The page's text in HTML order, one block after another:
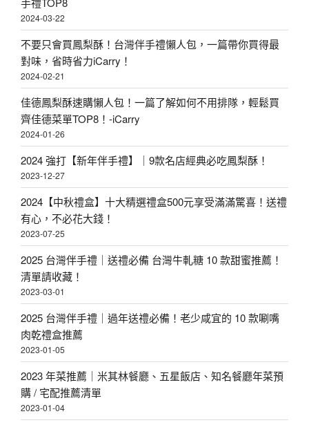
2024-03-22
不要只會買鳳梨酥！台灣伴手禮懶人包，一篇帶你買得最
對味，省時省力iCarry！
2024-02-21
佳德鳳梨酥速購懶人包！一篇了解如何不用排隊，輕鬆買
齊佳德菜單TOP8！-iCarry
2024-01-26
2024 強打【新年伴手禮】｜9款名店經典必吃鳳梨酥！
2023-12-27
2024【中秋禮盒】十大精選禮盒500元享受滿滿驚喜！送禮
有心，不必花大錢！
2023-07-25
2025 台灣伴手禮｜送禮必備 台灣牛軋糖 10 款甜蜜推薦！
清單請收藏！
2023-03-01
2025 台灣伴手禮｜過年送禮必備！老少咸宜的 10 款唰嘴
肉乾禮盒推薦
2023-01-05
2023 年菜推薦｜米其林餐廳、五星飯店、知名餐廳年菜預
購 / 宅配推薦清單
2023-01-04